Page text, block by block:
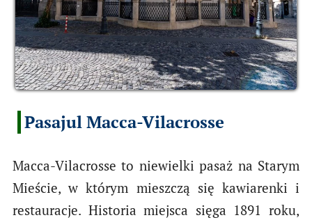
Pasajul Macca-Vilacrosse
Macca-Vilacrosse to niewielki pasaż na Starym
Mieście, w którym mieszczą się kawiarenki i
restauracje. Historia miejsca sięga 1891 roku,